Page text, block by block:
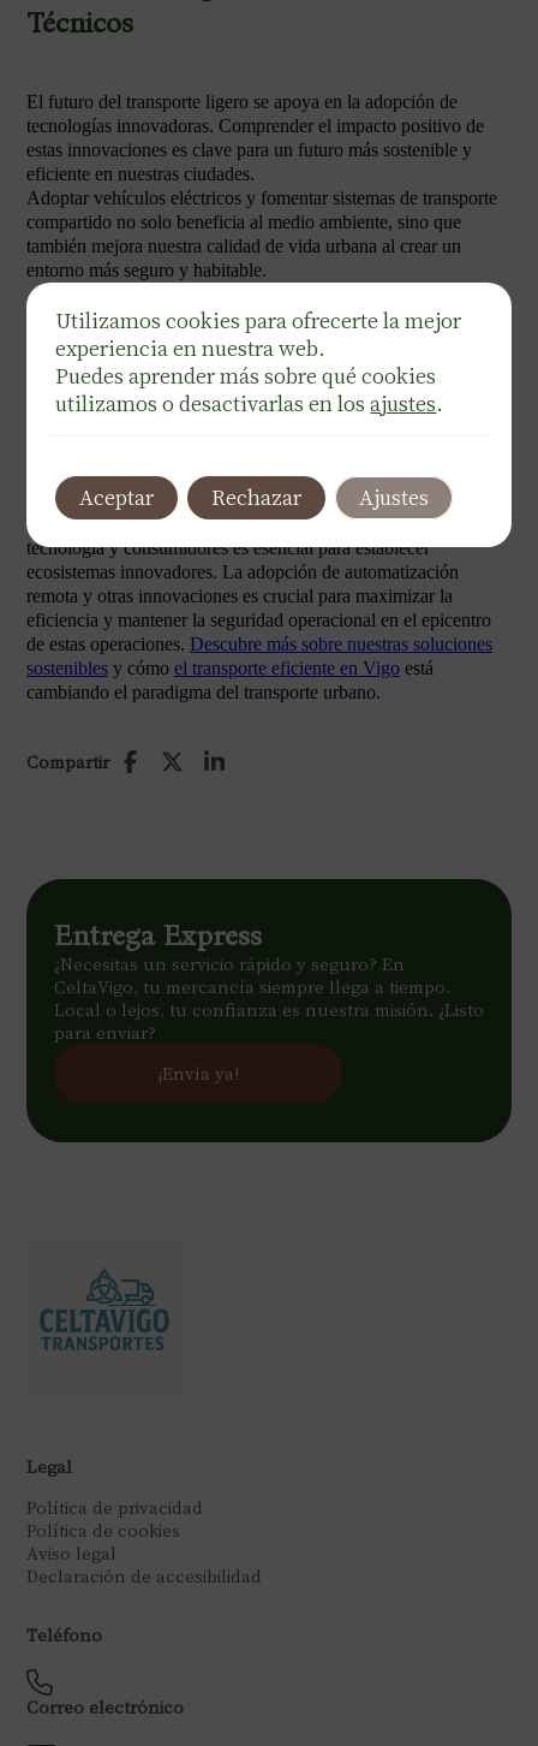
Técnicos
El futuro del transporte ligero se apoya en la adopción de
tecnologías innovadoras. Comprender el impacto positivo de
estas innovaciones es clave para un futuro más sostenible y
eficiente en nuestras ciudades.
Adoptar vehículos eléctricos y fomentar sistemas de transporte
compartido no solo beneficia al medio ambiente, sino que
también mejora nuestra calidad de vida urbana al crear un
entorno más seguro y habitable.
Conclusiones para Usuarios Técnicos
La implementación exitosa de un transporte ligero sostenible
sino que también ofrecen soluciones para la ciberseguridad y
otros riesgos relacionados.
Una colaboración efectiva entre reguladores, desarrolladores de
tecnología y consumidores es esencial para establecer
ecosistemas innovadores. La adopción de automatización
remota y otras innovaciones es crucial para maximizar la
eficiencia y mantener la seguridad operacional en el epicentro
de estas operaciones. Descubre más sobre nuestras soluciones
sostenibles y cómo el transporte eficiente en Vigo está
cambiando el paradigma del transporte urbano.
Compartir
Entrega Express
¿Necesitas un servicio rápido y seguro? En
CeltaVigo, tu mercancía siempre llega a tiempo.
Local o lejos, tu confianza es nuestra misión. ¿Listo
para enviar?
¡Envía ya!
Legal
Política de privacidad
Política de cookies
Aviso legal
Declaración de accesibilidad
Teléfono
Correo electrónico
Utilizamos cookies para ofrecerte la mejor
experiencia en nuestra web.
Puedes aprender más sobre qué cookies
utilizamos o desactivarlas en losajustes.
Aceptar Rechazar Ajustes